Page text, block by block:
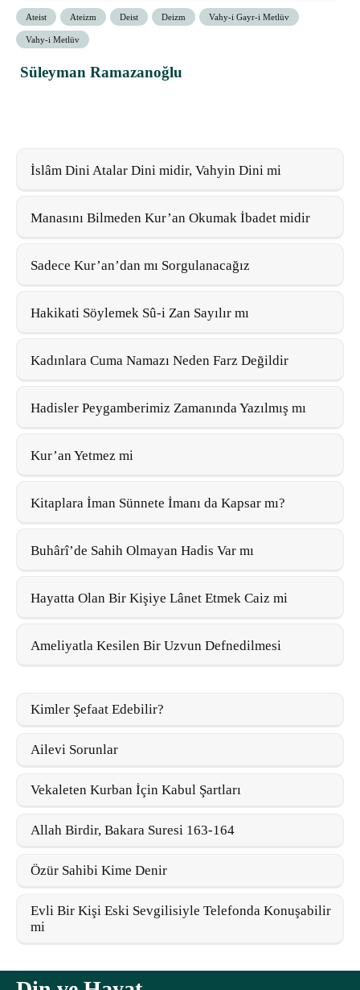
Ateist Ateizm Deist Deizm Vahy-i Gayr-i Metlüv
Vahy-i Metlüv
Süleyman Ramazanoğlu
İslâm Dini Atalar Dini midir, Vahyin Dini mi
Manasını Bilmeden Kur’an Okumak İbadet midir
Sadece Kur’an’dan mı Sorgulanacağız
Hakikati Söylemek Sû-i Zan Sayılır mı
Kadınlara Cuma Namazı Neden Farz Değildir
Hadisler Peygamberimiz Zamanında Yazılmış mı
Kur’an Yetmez mi
Kitaplara İman Sünnete İmanı da Kapsar mı?
Buhârî’de Sahih Olmayan Hadis Var mı
Hayatta Olan Bir Kişiye Lânet Etmek Caiz mi
Ameliyatla Kesilen Bir Uzvun Defnedilmesi
Kimler Şefaat Edebilir?
Ailevi Sorunlar
Vekaleten Kurban İçin Kabul Şartları
Allah Birdir, Bakara Suresi 163-164
Özür Sahibi Kime Denir
Evli Bir Kişi Eski Sevgilisiyle Telefonda Konuşabilir
mi